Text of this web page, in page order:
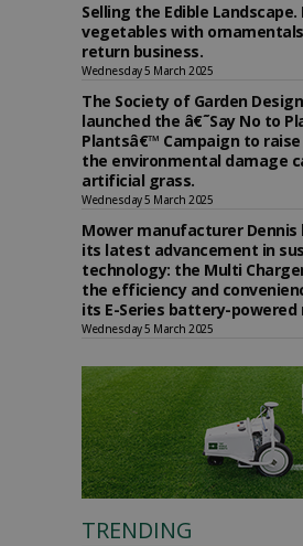
Selling the Edible
vegetables with
return business.
Wednesday 5 March 2025
The Society of Garden
launched the â€˜Say No to
Plantsâ€™ Campaign to
the environmental damage
artificial grass.
Wednesday 5 March 2025
Mower manufacturer Dennis
its latest advancement in
technology: the Multi
the efficiency and
its E-Series battery-powered
Wednesday 5 March 2025
TRENDING